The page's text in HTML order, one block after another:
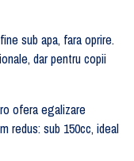
sub apa, fara oprire.
dar pentru copii
ofera egalizare
redus: sub 150cc, ideal